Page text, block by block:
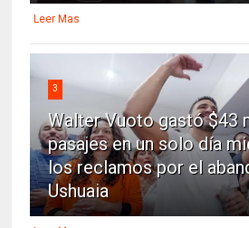
Leer Mas
3
Walter Vuoto gastó $43
pasajes en un solo día
los reclamos por el
Ushuaia